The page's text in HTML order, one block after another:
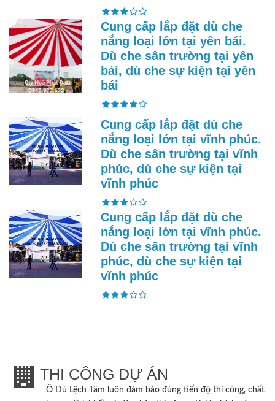
Cung cấp lắp đặt dù che
nắng loại lớn tại yên bái.
Dù che sân trường tại yên
bái, dù che sự kiện tại yên
bái
Cung cấp lắp đặt dù che
nắng loại lớn tại vĩnh phúc.
Dù che sân trường tại vĩnh
phúc, dù che sự kiện tại
vĩnh phúc
Cung cấp lắp đặt dù che
nắng loại lớn tại vĩnh phúc.
Dù che sân trường tại vĩnh
phúc, dù che sự kiện tại
vĩnh phúc
THI CÔNG DỰ ÁN
Ô Dù Lệch Tâm luôn đảm bảo đúng tiến độ thi công, chất